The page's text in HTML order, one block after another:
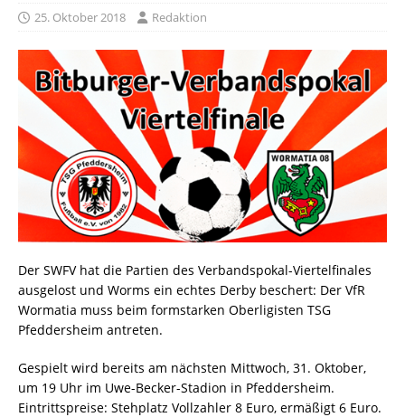
25. Oktober 2018 Redaktion
Der SWFV hat die Partien des Verbandspokal-Viertelfinales
ausgelost und Worms ein echtes Derby beschert: Der VfR
Wormatia muss beim formstarken Oberligisten TSG
Pfeddersheim antreten.
Gespielt wird bereits am nächsten Mittwoch, 31. Oktober,
um 19 Uhr im Uwe-Becker-Stadion in Pfeddersheim.
Eintrittspreise: Stehplatz Vollzahler 8 Euro, ermäßigt 6 Euro.